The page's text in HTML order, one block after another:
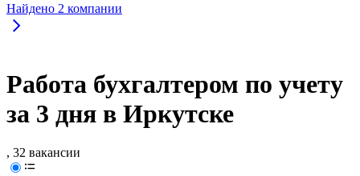
Найдено 2 компании
Работа бухгалтером по учету
за 3 дня в Иркутске
, 32 вакансии